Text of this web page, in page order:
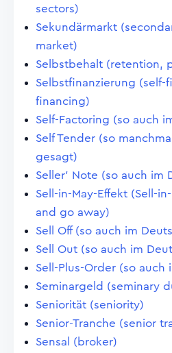
sectors)
Sekundärmarkt
market)
Selbstbehalt (retention,
Selbstfinanzierung (self-
financing)
Self-Factoring (so auch
Self Tender (so
gesagt)
Seller' Note (so auch im
Sell-in-May-Effekt (Sell-
and go away)
Sell Off (so auch im
Sell Out (so auch im
Sell-Plus-Order (so
Seminargeld (seminary
Seniorität (seniority)
Senior-Tranche (senior
Sensal (broker)